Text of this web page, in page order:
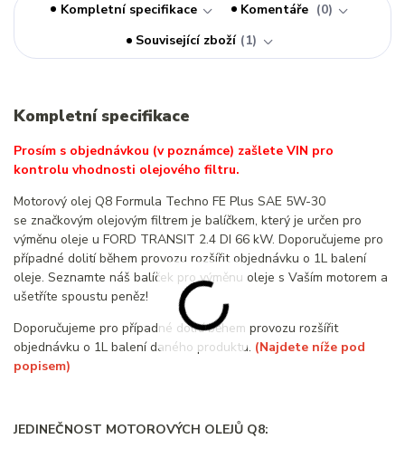
Kompletní specifikace Komentáře
0
Související zboží
1
Kompletní specifikace
Prosím s objednávkou (v poznámce) zašlete VIN pro
kontrolu vhodnosti olejového filtru.
Motorový olej Q8 Formula Techno FE Plus SAE 5W-30
se značkovým olejovým filtrem je balíčkem, který je určen pro
výměnu oleje u FORD TRANSIT 2.4 DI 66 kW. Doporučujeme pro
případné dolití během provozu rozšířit objednávku o 1L balení
oleje. Seznamte náš balíček pro výměnu oleje s Vaším motorem a
ušetříte spoustu peněz!
Doporučujeme pro případné dolití během provozu rozšířit
objednávku o 1L balení daného produktu. (Najdete níže pod
popisem)
JEDINEČNOST MOTOROVÝCH OLEJŮ Q8: